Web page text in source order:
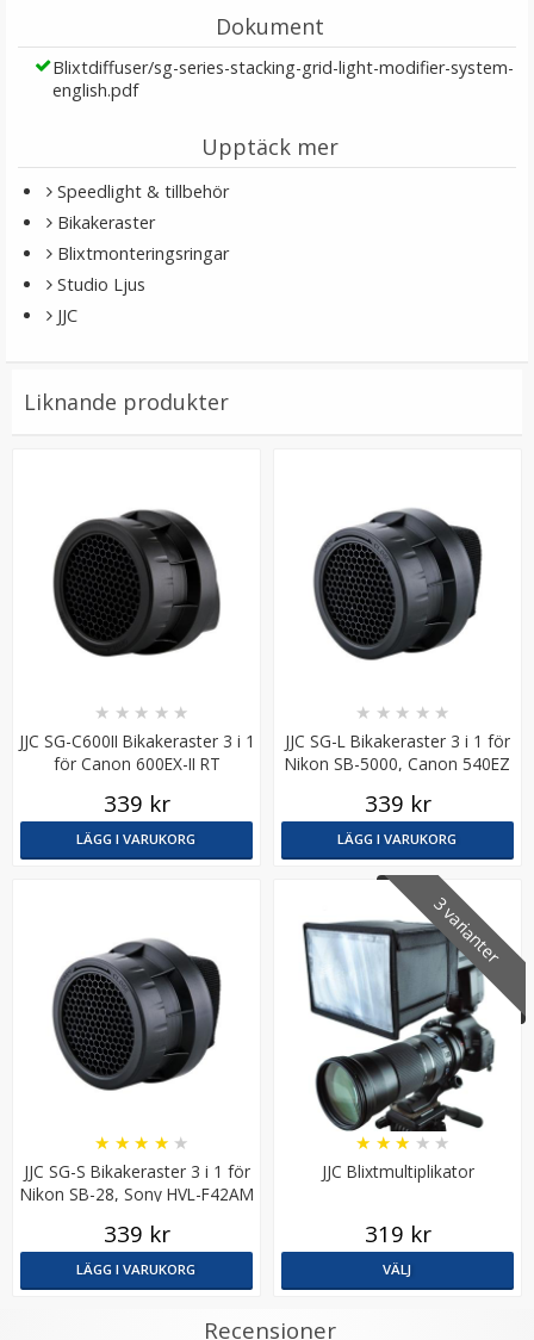
★ ★★★★
LÄGG I VARUKORG
★ ★
Dokument
Blixtdiffuser/sg-series-stacking-grid-light-modifier-system-
english.pdf
Upptäck mer
Speedlight & tillbehör
Bikakeraster
Blixtmonteringsringar
Studio Ljus
JJC
Liknande produkter
JJC SG-C600II Bikakeraster 3 i 1
för Canon 600EX-II RT
★ ★ ★ ★ ★
339 kr
LÄGG I VARUKORG
JJC SG-L Bikakeraster 3 i 1 för
Nikon SB-5000, Canon 540EZ
★ ★ ★ ★ ★
339 kr
LÄGG I VARUKORG
JJC SG-S Bikakeraster 3 i 1 för
Nikon SB-28, Sony HVL-F42AM
★ ★ ★ ★ ★
339 kr
LÄGG I VARUKORG
3 varianter
JJC Blixtmultiplikator
★ ★ ★ ★ ★
319 kr
VÄLJ
Recensioner